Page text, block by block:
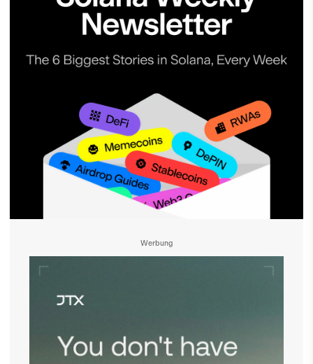
Werbung